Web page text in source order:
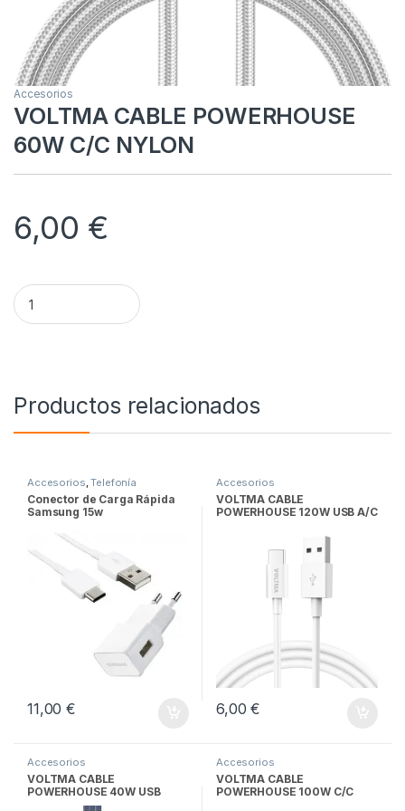
Accesorios
VOLTMA CABLE POWERHOUSE
60W C/C NYLON
6,00 €
VOLTMA CABLE POWERHOUSE 60W C/C NYLON quantity
Productos relacionados
Accesorios,Telefonía
Conector de Carga Rápida
Samsung 15w
11,00€
Accesorios
VOLTMA CABLE
POWERHOUSE 120W USB A/C
6,00€
Accesorios
VOLTMA CABLE
POWERHOUSE 40W USB
C,LIGHTNING,MICRO
Accesorios
VOLTMA CABLE
POWERHOUSE 100W C/C